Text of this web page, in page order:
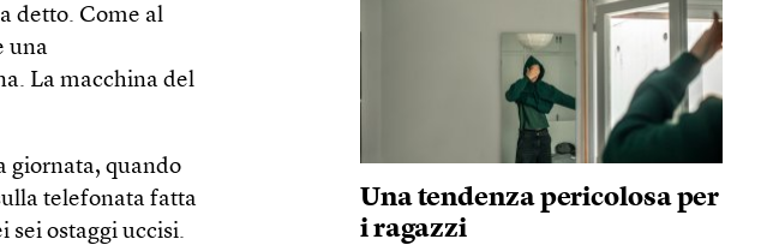
detto. Come al
una
La macchina del
giornata, quando
telefonata fatta
sei ostaggi uccisi.
Una tendenza pericolosa per
i ragazzi